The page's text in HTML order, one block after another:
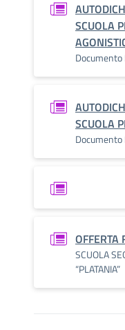
SCUOLA
Documento
SCUOLA
Documento
SCUOLA
“PLATANIA”